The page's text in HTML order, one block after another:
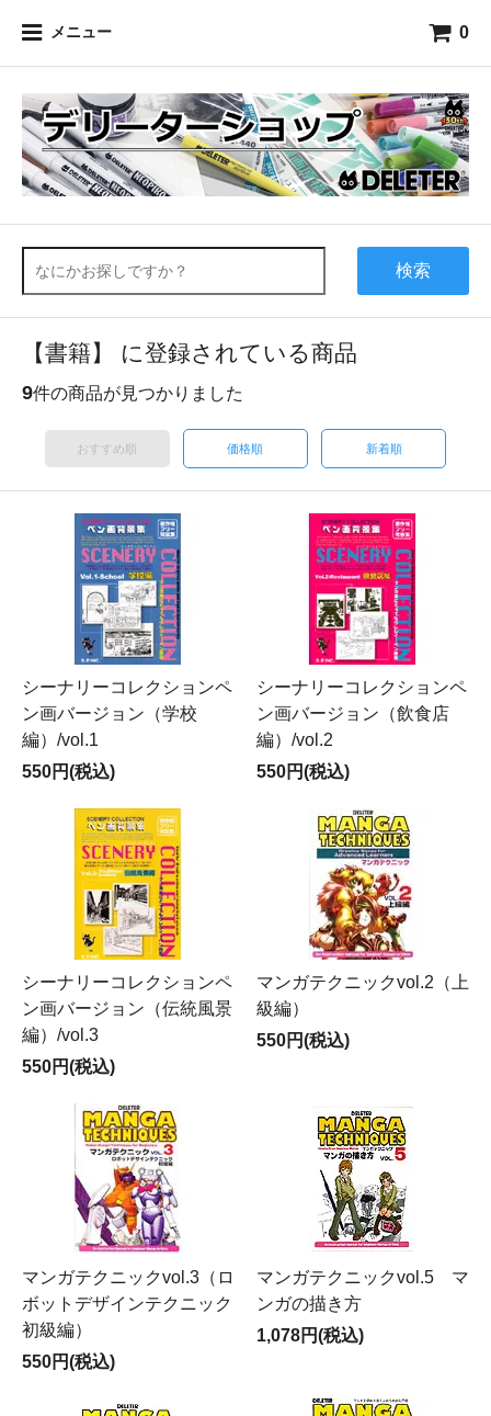
メニュー 0
検索
【書籍】 に登録されている商品
9件の商品が見つかりました
おすすめ順 価格順 新着順
シーナリーコレクションペ
ン画バージョン（学校
編）/vol.1
550円(税込)
シーナリーコレクションペ
ン画バージョン（飲食店
編）/vol.2
550円(税込)
シーナリーコレクションペ
ン画バージョン（伝統風景
編）/vol.3
550円(税込)
マンガテクニックvol.2（上
級編）
550円(税込)
マンガテクニックvol.3（ロ
ボットデザインテクニック
初級編）
550円(税込)
マンガテクニックvol.5 マ
ンガの描き方
1,078円(税込)